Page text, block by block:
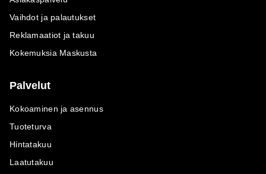
Vaihdot ja palautukset
Reklamaatiot ja takuu
Kokemuksia Maskusta
Palvelut
Kokoaminen ja asennus
Tuoteturva
Hintatakuu
Laatutakuu